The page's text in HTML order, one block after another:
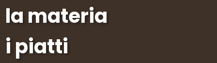
la materia
i piatti